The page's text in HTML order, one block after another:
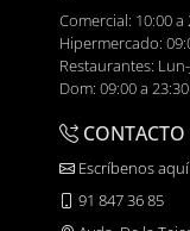
Comercial: 10:00 a
Hipermercado:
Restaurantes:
Dom: 09:00 a 23:30
CONTACTO
Escríbenos aquí
91 847 36 85